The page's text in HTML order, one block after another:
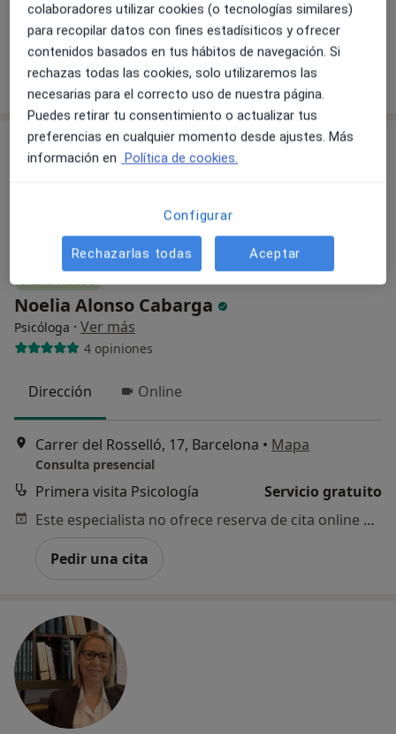
Consulta online
Pedir una cita
Perfil nuevo
Noelia Alonso Cabarga
Psicóloga · Ver más
4 opiniones
Dirección Online
Carrer del Rosselló, 17, Barcelona • Mapa
Consulta presencial
Primera visita Psicología
Servicio gratuito
Este especialista no ofrece reserva de cita online en esta dirección.
Pedir una cita
colaboradores utilizar cookies (o tecnologías similares)
para recopilar datos con fines estadísiticos y ofrecer
contenidos basados en tus hábitos de navegación. Si
rechazas todas las cookies, solo utilizaremos las
necesarias para el correcto uso de nuestra página.
Puedes retirar tu consentimiento o actualizar tus
preferencias en cualquier momento desde ajustes. Más
información en Política de cookies.
Configurar
Rechazarlas todas Aceptar